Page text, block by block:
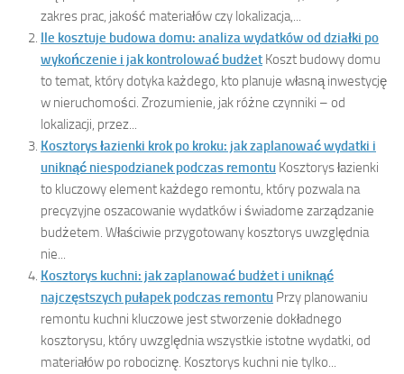
zakres prac, jakość materiałów czy lokalizacja,...
Ile kosztuje budowa domu: analiza wydatków od działki po
wykończenie i jak kontrolować budżet Koszt budowy domu
to temat, który dotyka każdego, kto planuje własną inwestycję
w nieruchomości. Zrozumienie, jak różne czynniki – od
lokalizacji, przez...
Kosztorys łazienki krok po kroku: jak zaplanować wydatki i
uniknąć niespodzianek podczas remontu Kosztorys łazienki
to kluczowy element każdego remontu, który pozwala na
precyzyjne oszacowanie wydatków i świadome zarządzanie
budżetem. Właściwie przygotowany kosztorys uwzględnia
nie...
Kosztorys kuchni: jak zaplanować budżet i uniknąć
najczęstszych pułapek podczas remontu Przy planowaniu
remontu kuchni kluczowe jest stworzenie dokładnego
kosztorysu, który uwzględnia wszystkie istotne wydatki, od
materiałów po robociznę. Kosztorys kuchni nie tylko...